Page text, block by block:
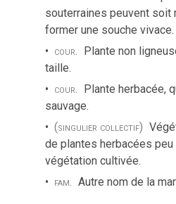
souterraines peuvent soit
former une souche vivace.
cour. Plante non
taille.
cour. Plante herbacée,
sauvage.
(singulier collectif)
de plantes herbacées
végétation cultivée.
fam. Autre nom de la